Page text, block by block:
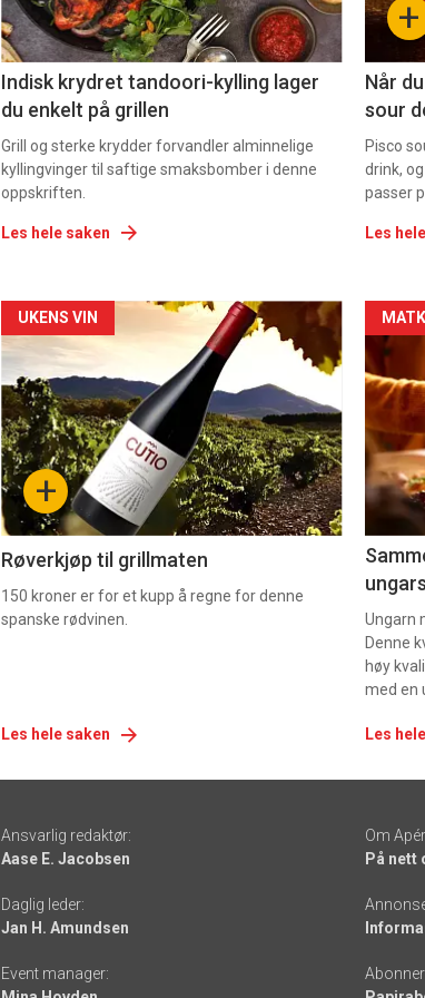
Indisk krydret tandoori-kylling lager
du enkelt på grillen
Grill og sterke krydder forvandler alminnelige
kyllingvinger til saftige smaksbomber i denne
oppskriften.
Les hele saken
+
Når
sour
Pisco
drink,
passer
Les
Forsiden
akkurat
nå
-
4 +
UKENS VIN
Røverkjøp til grillmaten
150 kroner er for et kupp å regne for denne
spanske rødvinen.
Les hele saken
nå
-
5
Ungarn
Denne
høy
med en
Les
-
links
Ansvarlig redaktør:
Aase E. Jacobsen
Daglig leder:
Jan H. Amundsen
Event manager:
Om
På nett